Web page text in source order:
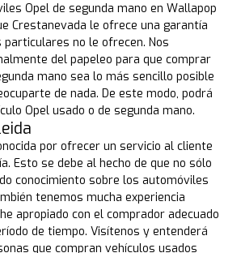
Opel de segunda mano en Wallapop
Crestanevada le ofrece una garantía
particulares no le ofrecen. Nos
del papeleo para que comprar
mano sea lo más sencillo posible
de nada. De este modo, podrá
Opel usado o de segunda mano.
por ofrecer un servicio al cliente
Esto se debe al hecho de que no sólo
conocimiento sobre los automóviles
tenemos mucha experiencia
apropiado con el comprador adecuado
de tiempo. Visítenos y entenderá
que compran vehículos usados